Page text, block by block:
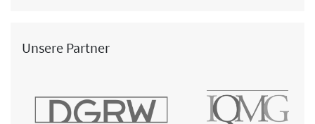
Unsere Partner